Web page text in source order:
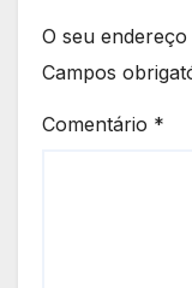
O seu
Campos
Comentário *